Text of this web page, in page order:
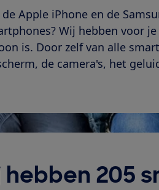
Apple iPhone en de
Wij hebben voor
is. Door zelf van alle
de camera's, het
hebben 205